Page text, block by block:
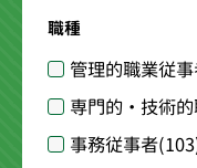
職種
管理的職業従
専門的・技術
事務従事者